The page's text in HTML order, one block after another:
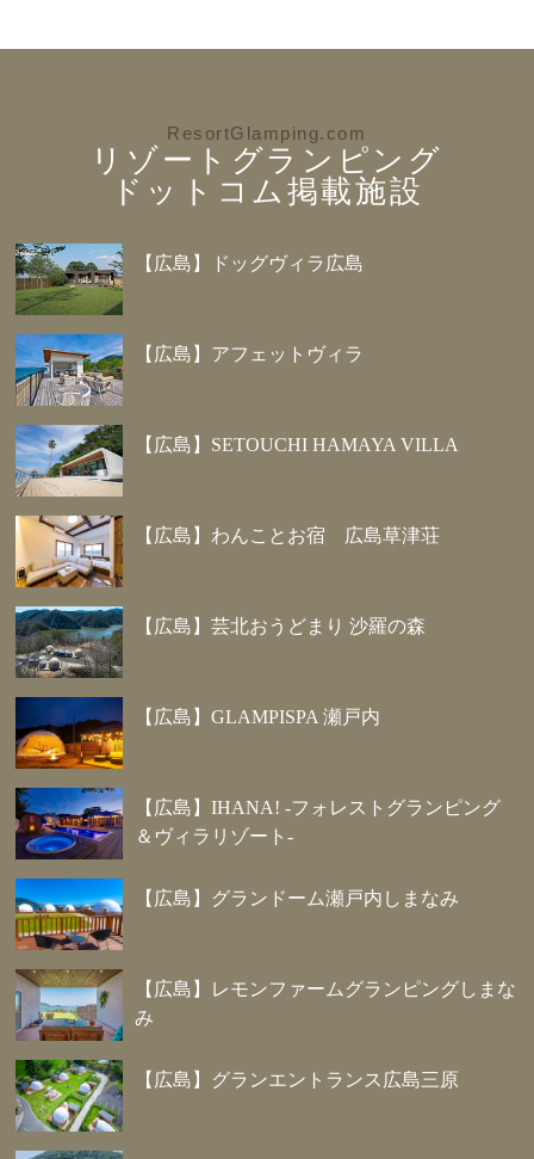
ResortGlamping.com
リゾートグランピング
ドットコム掲載施設
【広島】ドッグヴィラ広島
【広島】アフェットヴィラ
【広島】SETOUCHI HAMAYA VILLA
【広島】わんことお宿 広島草津荘
【広島】芸北おうどまり 沙羅の森
【広島】GLAMPISPA 瀬戸内
【広島】IHANA! -フォレストグランピング
＆ヴィラリゾート-
【広島】グランドーム瀬戸内しまなみ
【広島】レモンファームグランピングしまな
み
【広島】グランエントランス広島三原